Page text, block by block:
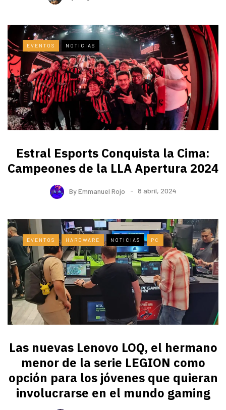
EVENTOS NOTICIAS
Estral Esports Conquista la Cima:
Campeones de la LLA Apertura 2024
ByEmmanuel Rojo 8 abril, 2024
EVENTOS HARDWARE NOTICIAS PC
Las nuevas Lenovo LOQ, el hermano
menor de la serie LEGION como
opción para los jóvenes que quieran
involucrarse en el mundo gaming